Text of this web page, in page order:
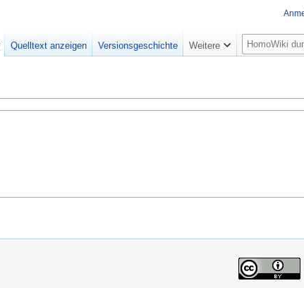
Quelltext anzeigen Versionsgeschichte Weitere
Suche